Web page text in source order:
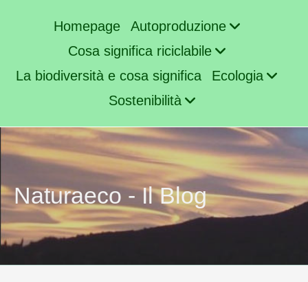
Homepage
Autoproduzione
Cosa significa riciclabile
La biodiversità e cosa significa
Ecologia
Sostenibilità
Naturaeco - Il Blog